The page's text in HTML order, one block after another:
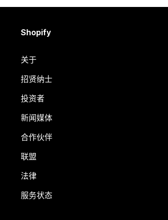
Shopify
关于
招贤纳士
投资者
新闻媒体
合作伙伴
联盟
法律
服务状态